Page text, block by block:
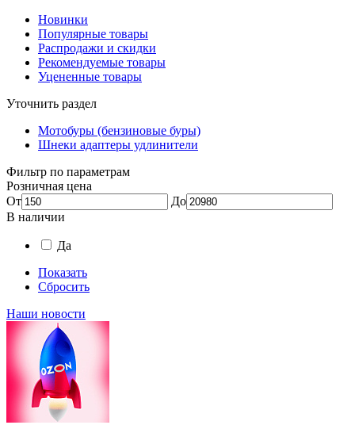
Новинки
Популярные товары
Распродажи и скидки
Рекомендуемые товары
Уцененные товары
Уточнить раздел
Мотобуры (бензиновые буры)
Шнеки адаптеры удлинители
Фильтр по параметрам
Розничная цена
От
До
В наличии
Да
Показать
Сбросить
Наши новости